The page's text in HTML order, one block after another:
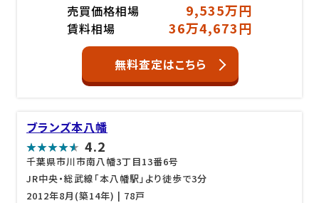
売買価格相場 9,535万円
賃料相場 36万4,673円
無料査定はこちら
ブランズ本八幡
4.2
千葉県市川市南八幡3丁目13番6号
JR中央・総武線「本八幡駅」より徒歩で3分
2012年8月(築14年) | 78戸